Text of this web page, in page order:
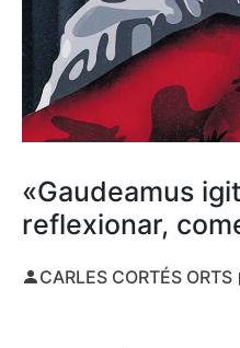
«Gaudeamus
reflexionar,
CARLES CORTÉS ORTS